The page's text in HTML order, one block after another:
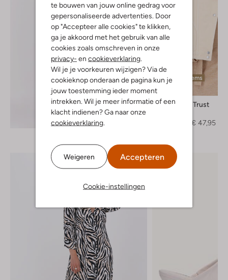
te bouwen van jouw online gedrag voor
gepersonaliseerde advertenties. Door
op "Accepteer alle cookies" te klikken,
ga je akkoord met het gebruik van alle
cookies zoals omschreven in onze
privacy- en cookieverklaring.
Wil je je voorkeuren wijzigen? Via de
cookieknop onderaan de pagina kun je
jouw toestemming ieder moment
intrekken. Wil je meer informatie of een
klacht indienen? Ga naar onze
cookieverklaring.
Weigeren Accepteren
Cookie-instellingen
Ontdek de look
Laatste items
Circle Of Trust
€ 47,95